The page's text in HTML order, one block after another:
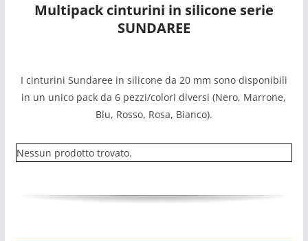
Multipack cinturini in silicone serie
SUNDAREE
I cinturini Sundaree in silicone da 20 mm sono disponibili
in un unico pack da 6 pezzi/colori diversi (Nero, Marrone,
Blu, Rosso, Rosa, Bianco).
Nessun prodotto trovato.